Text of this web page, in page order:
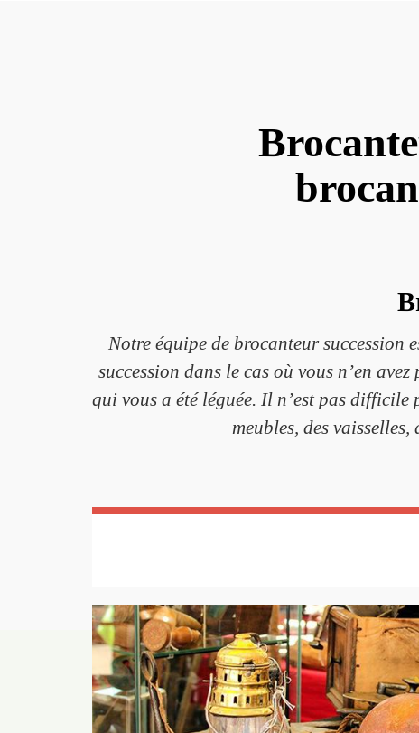
Notre équipe de brocanteur succession
succession dans le cas où vous n’en
qui vous a été léguée. Il n’est pas difficile
meubles, des